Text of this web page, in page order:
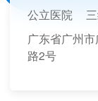
公立医院
广东省广州
路2号